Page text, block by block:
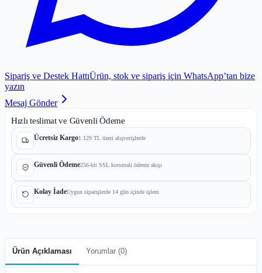
Sipariş ve Destek HattıÜrün, stok ve sipariş için WhatsApp’tan bize
yazın
Mesaj Gönder
Hızlı teslimat ve Güvenli Ödeme
Ücretsiz Kargo1.129 TL üzeri alışverişlerde
Güvenli Ödeme256-bit SSL korumalı ödeme akışı
Kolay İadeUygun siparişlerde 14 gün içinde işlem
Ürün Açıklaması Yorumlar (0)